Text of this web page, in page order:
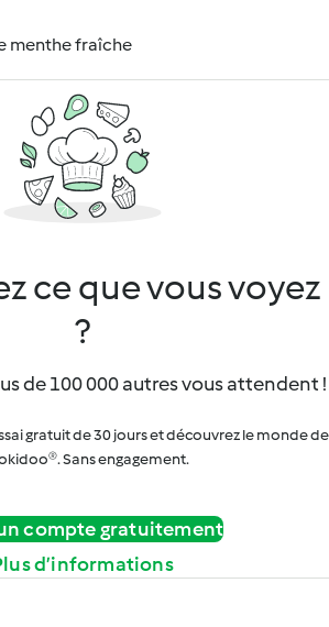
menthe fraîche
ce que vous voyez
?
de 100 000 autres vous attendent !
gratuit de 30 jours et découvrez le monde de
Sans engagement.
compte gratuitement
d’informations